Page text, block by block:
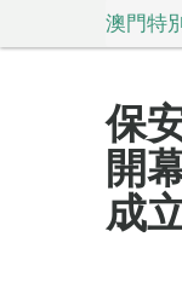
澳門特
保
開
成